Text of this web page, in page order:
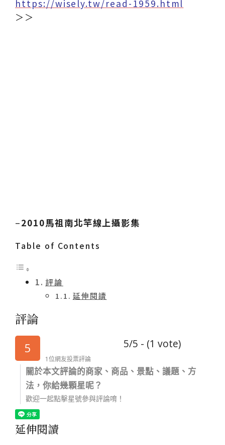
https://wisely.tw/read-1959.html
＞＞
–2010馬祖南北竿線上攝影集
Table of Contents
評論
延伸閱讀
評論
5 5/5 - (1 vote)
1位網友投票評論
關於本文評論的商家、商品、景點、議題、方
法，你給幾顆星呢？
歡迎一起點擊星號參與評論唷！
延伸閱讀